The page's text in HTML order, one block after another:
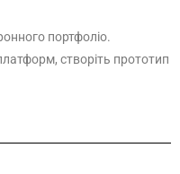
портфоліо.
створіть прототип